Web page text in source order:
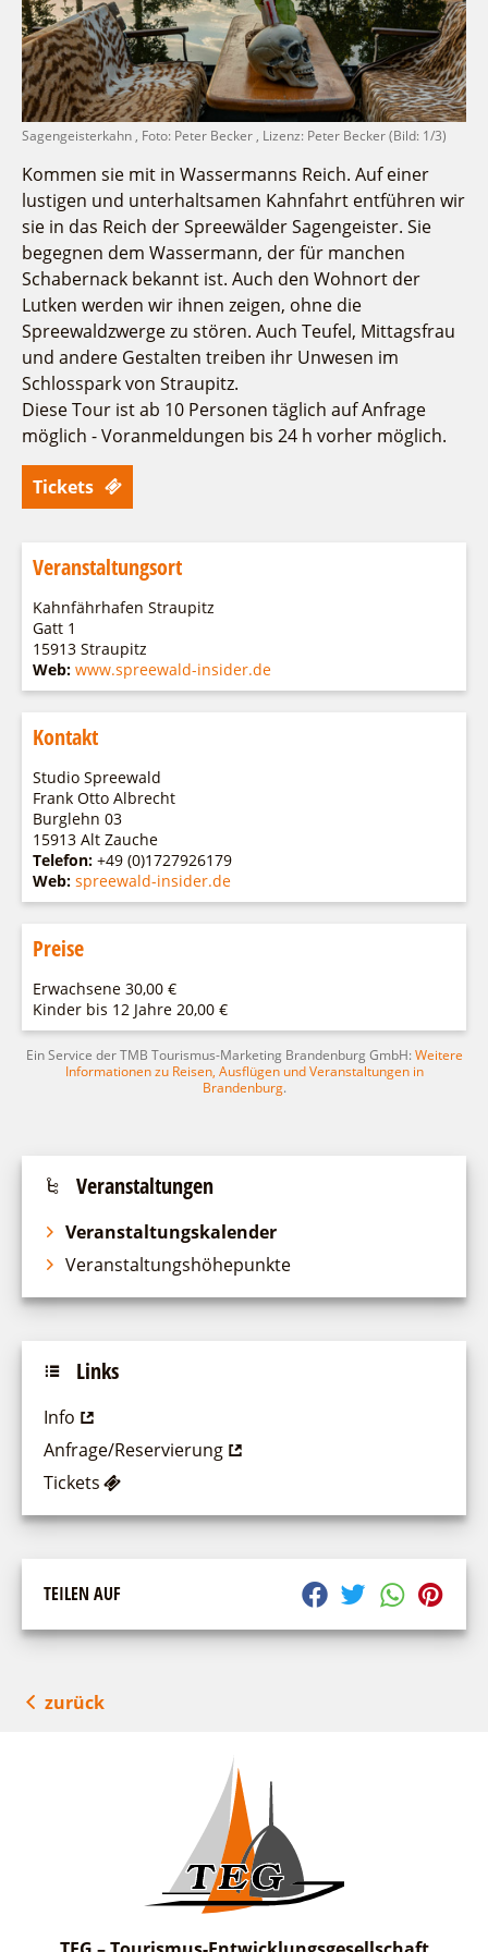
Einkaufen
Gruppen
Fremdenverkehrsvereine
Ludwig Leichhardt
Kahnfahrten
Fahrgastschiff
Campingplatz Jessern
Wirtschaftsförderung
Regionalentwicklung
SPOT
Bürgerbus
Naturwelt Lieberoser Heide
Q-Gemeinde Schwielochsee
Staatlich anerkannter Erholungsort Goyatz
Mein Brandenburg – Infostelen
Unternehmensbetreuung
ILB
WFG
Service
Über uns
Team
Aktuelles
Infomaterial
Warenkorb
Sagengeisterkahn , Foto: Peter Becker , Lizenz: Peter Becker (Bild: 1/3)
Kommen sie mit in Wassermanns Reich. Auf einer
lustigen und unterhaltsamen Kahnfahrt entführen wir
sie in das Reich der Spreewälder Sagengeister. Sie
begegnen dem Wassermann, der für manchen
Schabernack bekannt ist. Auch den Wohnort der
Lutken werden wir ihnen zeigen, ohne die
Spreewaldzwerge zu stören. Auch Teufel, Mittagsfrau
und andere Gestalten treiben ihr Unwesen im
Schlosspark von Straupitz.
Diese Tour ist ab 10 Personen täglich auf Anfrage
möglich - Voranmeldungen bis 24 h vorher möglich.
Tickets
Veranstaltungsort
Kahnfährhafen Straupitz
Gatt 1
15913 Straupitz
Web: www.spreewald-insider.de
Kontakt
Studio Spreewald
Frank Otto Albrecht
Burglehn 03
15913 Alt Zauche
Telefon: +49 (0)1727926179
Web: spreewald-insider.de
Preise
Erwachsene 30,00 €
Kinder bis 12 Jahre 20,00 €
Ein Service der TMB Tourismus-Marketing Brandenburg GmbH:Weitere
Informationen zu Reisen, Ausflügen und Veranstaltungen in
Brandenburg.
Veranstaltungen
Veranstaltungskalender
Veranstaltungshöhepunkte
Links
Info
Anfrage/Reservierung
Tickets
TEILEN AUF
zurück